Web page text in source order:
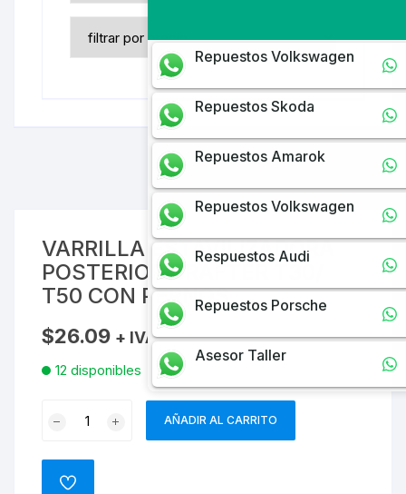
VARRILLA ESTAVILIZADORA
POSTERIOR CRAFTER T30/
T50 CON PERNOS
$26.09 + IVA
12 disponibles
ESTAVILIZADORA
CRAFTER
AÑADIR AL CARRITO
ADD
Repuestos Volkswagen
Repuestos Skoda
Repuestos Amarok
Repuestos Volkswagen
Respuestos Audi
Repuestos Porsche
Asesor Taller